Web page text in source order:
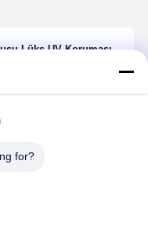
Lüks UV Koruması
for?